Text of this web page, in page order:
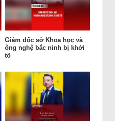
Giám đốc sở Khoa học và
ông nghệ bắc ninh bị khởi
tố